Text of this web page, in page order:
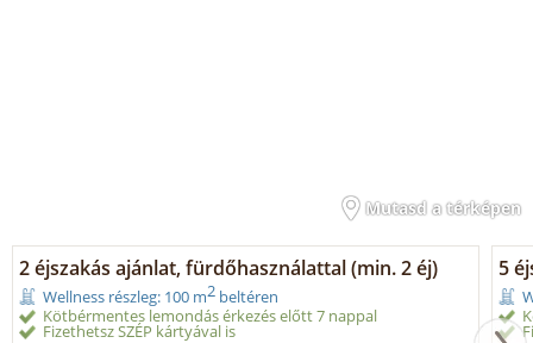
Mutasd a térképen
2 éjszakás ajánlat, fürdőhasználattal (min. 2 éj)
Wellness részleg: 100 m2 beltéren
Kötbérmentes lemondás érkezés előtt 7 nappal
Fizethetsz SZÉP kártyával is
5